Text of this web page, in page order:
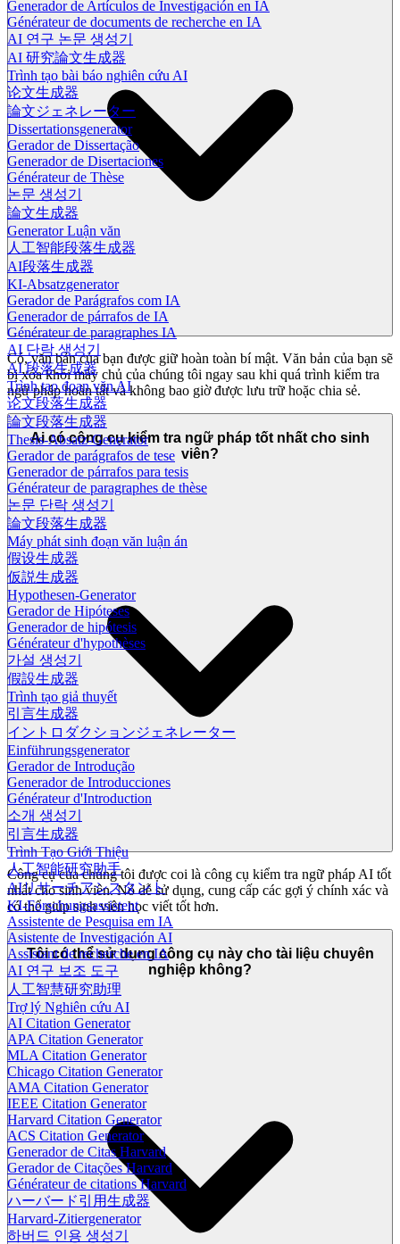
Generador de Artículos de Investigación en IA
Générateur de documents de recherche en IA
AI 연구 논문 생성기
AI 研究論文生成器
Trình tạo bài báo nghiên cứu AI
论文生成器
論文ジェネレーター
Dissertationsgenerator
Gerador de Dissertação
Generador de Disertaciones
Générateur de Thèse
논문 생성기
論文生成器
Generator Luận văn
人工智能段落生成器
AI段落生成器
KI-Absatzgenerator
Gerador de Parágrafos com IA
Generador de párrafos de IA
Générateur de paragraphes IA
AI 단락 생성기
AI 段落生成器
Trình tạo đoạn văn AI
论文段落生成器
論文段落生成器
Thesis-Absatz-Generator
Gerador de parágrafos de tese
Generador de párrafos para tesis
Générateur de paragraphes de thèse
논문 단락 생성기
論文段落生成器
Máy phát sinh đoạn văn luận án
假设生成器
仮説生成器
Hypothesen-Generator
Gerador de Hipóteses
Generador de hipótesis
Générateur d'hypothèses
가설 생성기
假設生成器
Trình tạo giả thuyết
引言生成器
イントロダクションジェネレーター
Einführungsgenerator
Gerador de Introdução
Generador de Introducciones
Générateur d'Introduction
소개 생성기
引言生成器
Trình Tạo Giới Thiệu
人工智能研究助手
AIリサーチアシスタント
KI-Forschungsassistent
Assistente de Pesquisa em IA
Asistente de Investigación AI
Assistant de recherche en IA
AI 연구 보조 도구
人工智慧研究助理
Trợ lý Nghiên cứu AI
AI Citation Generator
APA Citation Generator
MLA Citation Generator
Chicago Citation Generator
AMA Citation Generator
IEEE Citation Generator
Harvard Citation Generator
ACS Citation Generator
Generador de Citas Harvard
Gerador de Citações Harvard
Générateur de citations Harvard
ハーバード引用生成器
Harvard-Zitiergenerator
하버드 인용 생성기
Có, văn bản của bạn được giữ hoàn toàn bí mật. Văn bản của bạn sẽ
bị xóa khỏi máy chủ của chúng tôi ngay sau khi quá trình kiểm tra
ngữ pháp hoàn tất và không bao giờ được lưu trữ hoặc chia sẻ.
Ai có công cụ kiểm tra ngữ pháp tốt nhất cho sinh
viên?
Công cụ của chúng tôi được coi là công cụ kiểm tra ngữ pháp AI tốt
nhất cho sinh viên. Nó dễ sử dụng, cung cấp các gợi ý chính xác và
có thể giúp sinh viên học viết tốt hơn.
Tôi có thể sử dụng công cụ này cho tài liệu chuyên
nghiệp không?